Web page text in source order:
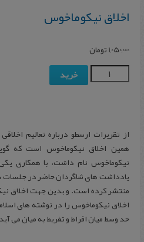
اخلاق نیکوماخوس
1,050,000تومان
خرید
از تقریرات ارسطو درباره تعالیم
همین اخلاق نیکوماخوس است که
نیکوماخوس نام داشت، با همکاری
یادداشت های شاگردان حاضر در جلسات
منتشر کرده است. و بدین جهت اخلاق
اخلاق نیکوماخوس را در نوشته های
حد وسط میان افراط و تفریط به میان می